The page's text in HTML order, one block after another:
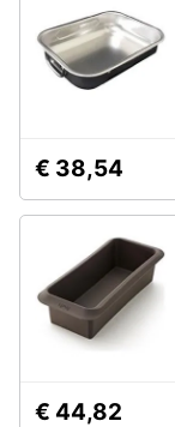
Frigoriferi
offerta
Lavatrici
Asciugatrice
offerta
offerta
Vedi
€ 38,54
€ 44,82